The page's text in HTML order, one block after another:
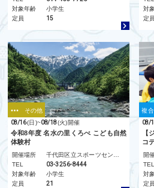
対象年齢
小学生
定員
15
対
定員
その他
08/16(日)~08/18(火)開催
令和8年度 名水の里くろべ こども自然
体験村
開催場所
千代田区立スポーツセンター
TEL
03-3256-8444
対象年齢
小学生
定員
21
複
08/
【
コ
開
TEL
対
定員